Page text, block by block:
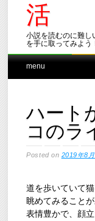
活
小説を読むのに難し
を手に取ってみよう
Main
Skip
menu
ハート
コのラ
Posted on 2019年8
道を歩いていて
眺めてみること
表情豊かで、顔